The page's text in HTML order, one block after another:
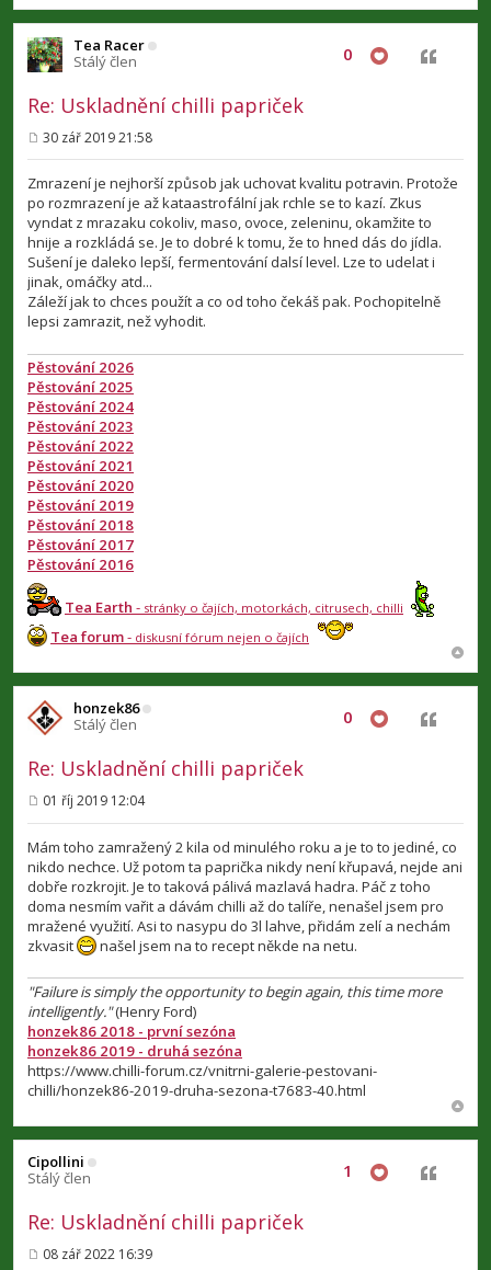
e
k
Tea Racer
Stálý člen
Re: Uskladnění chilli papriček
0 Citovat
ř
í
p
ě
v
e
k
30 zář 2019 21:58
Zmrazení je nejhorší způsob jak uchovat kvalitu potravin. Protože
po rozmrazení je až kataastrofální jak rchle se to kazí. Zkus
vyndat z mrazaku cokoliv, maso, ovoce, zeleninu, okamžite to
hnije a rozkládá se. Je to dobré k tomu, že to hned dás do jídla.
Sušení je daleko lepší, fermentování dalsí level. Lze to udelat i
jinak, omáčky atd...
Záleží jak to chces použít a co od toho čekáš pak. Pochopitelně
lepsi zamrazit, než vyhodit.
Pěstování 2026
Pěstování 2025
Pěstování 2024
Pěstování 2023
Pěstování 2022
Pěstování 2021
Pěstování 2020
Pěstování 2019
Pěstování 2018
Pěstování 2017
Pěstování 2016
Tea Earth - stránky o čajích, motorkách, citrusech, chilli
Tea forum- diskusní fórum nejen o čajích
honzek86
Stálý člen
Re: Uskladnění chilli papriček
0 Citovat
ř
í
s
p
ě
v
e
k
01 říj 2019 12:04
Mám toho zamražený 2 kila od minulého roku a je to to jediné, co
nikdo nechce. Už potom ta paprička nikdy není křupavá, nejde ani
dobře rozkrojit. Je to taková pálivá mazlavá hadra. Páč z toho
doma nesmím vařit a dávám chilli až do talíře, nenašel jsem pro
mražené využití. Asi to nasypu do 3l lahve, přidám zelí a nechám
zkvasit
našel jsem na to recept někde na netu.
"Failure is simply the opportunity to begin again, this time more
intelligently."(Henry Ford)
honzek86 2018 - první sezóna
honzek86 2019 - druhá sezóna
https://www.chilli-forum.cz/vnitrni-galerie-pestovani-
chilli/honzek86-2019-druha-sezona-t7683-40.html
Cipollini
Stálý člen
Re: Uskladnění chilli papriček
1 Citovat
08 zář 2022 16:39